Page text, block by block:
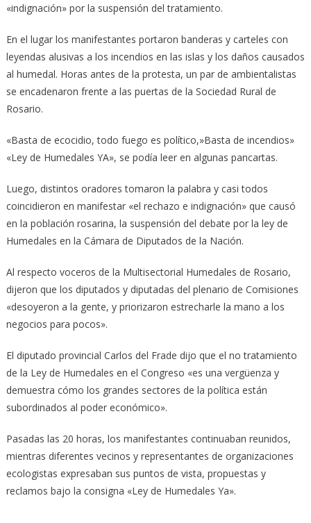
«indignación» por la suspensión del tratamiento.
En el lugar los manifestantes portaron banderas y carteles con
leyendas alusivas a los incendios en las islas y los daños causados
al humedal. Horas antes de la protesta, un par de ambientalistas
se encadenaron frente a las puertas de la Sociedad Rural de
Rosario.
«Basta de ecocidio, todo fuego es político,»Basta de incendios»
«Ley de Humedales YA», se podía leer en algunas pancartas.
Luego, distintos oradores tomaron la palabra y casi todos
coincidieron en manifestar «el rechazo e indignación» que causó
en la población rosarina, la suspensión del debate por la ley de
Humedales en la Cámara de Diputados de la Nación.
Al respecto voceros de la Multisectorial Humedales de Rosario,
dijeron que los diputados y diputadas del plenario de Comisiones
«desoyeron a la gente, y priorizaron estrecharle la mano a los
negocios para pocos».
El diputado provincial Carlos del Frade dijo que el no tratamiento
de la Ley de Humedales en el Congreso «es una vergüenza y
demuestra cómo los grandes sectores de la política están
subordinados al poder económico».
Pasadas las 20 horas, los manifestantes continuaban reunidos,
mientras diferentes vecinos y representantes de organizaciones
ecologistas expresaban sus puntos de vista, propuestas y
reclamos bajo la consigna «Ley de Humedales Ya».